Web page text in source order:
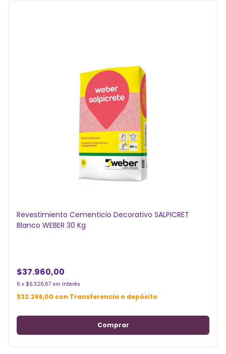
Revestimiento Cementicio Decorativo SALPICRET
Blanco WEBER 30 Kg
$37.960,00
6 x $6.326,67 sin interés
$32.266,00 con Transferencia o depósito